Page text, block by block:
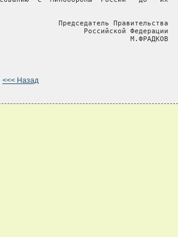
Председатель Правительства
Российской Федерации
М.ФРАДКОВ
<<< Назад